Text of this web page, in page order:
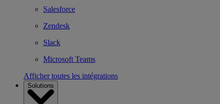
Salesforce
Zendesk
Slack
Microsoft Teams
Afficher toutes les intégrations
Solutions